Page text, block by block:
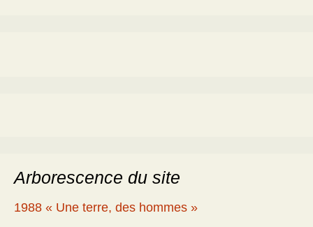
Arborescence du site
1988 « Une terre, des hommes »